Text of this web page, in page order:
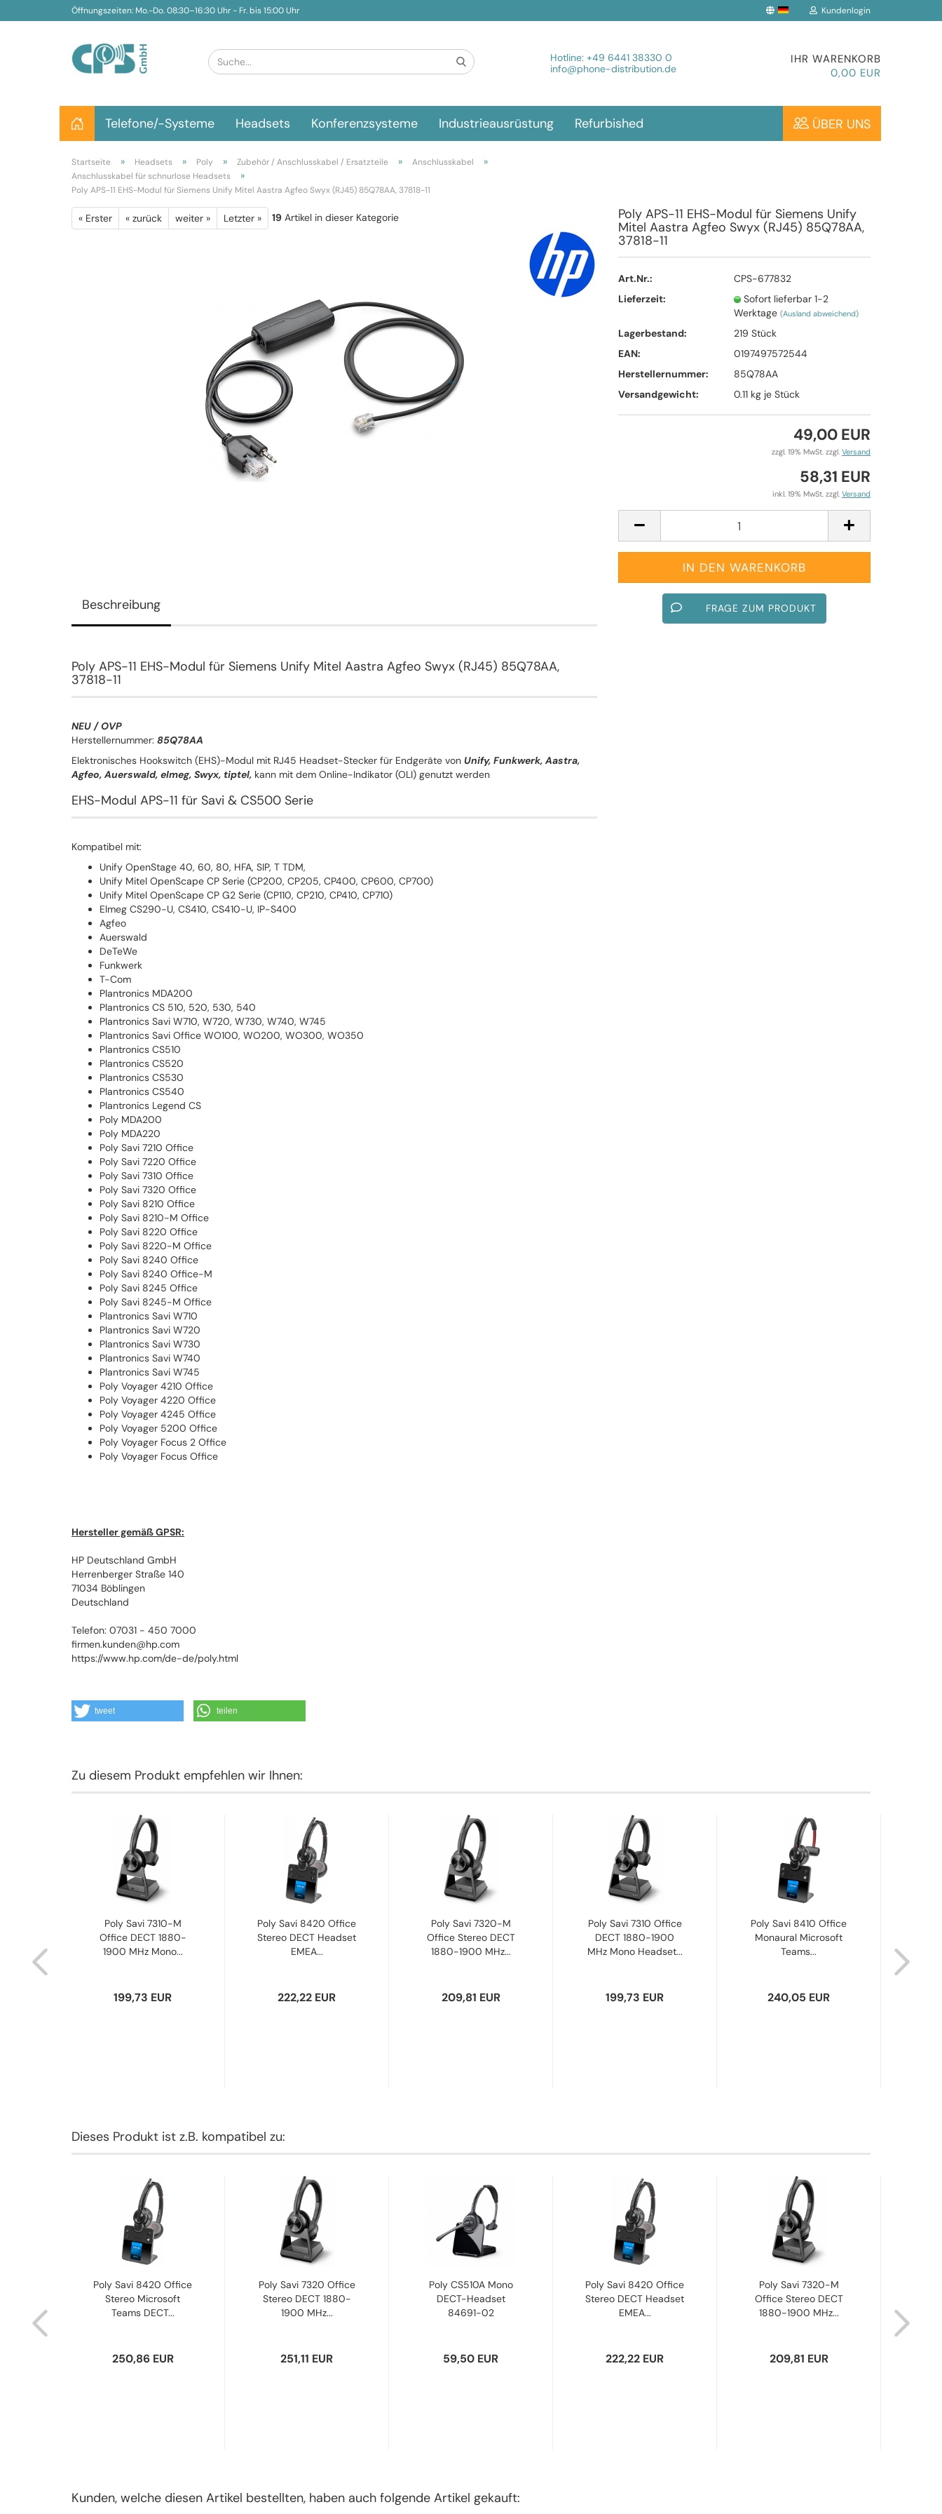
Öffnungszeiten: Mo.-Do. 08:30–16:30 Uhr - Fr. bis 15:00 Uhr Kundenlogin
Konto erstellen
Passwort vergessen?
Hotline: +49 6441 38330 0
info@phone-distribution.de
IHR WARENKORB
0,00 EUR
Telefone/-Systeme Headsets Konferenzsysteme Industrieausrüstung Refurbished ÜBER UNS
Startseite » Headsets » Poly » Zubehör / Anschlusskabel / Ersatzteile » Anschlusskabel »
Anschlusskabel für schnurlose Headsets »
Poly APS-11 EHS-Modul für Siemens Unify Mitel Aastra Agfeo Swyx (RJ45) 85Q78AA, 37818-11
« Erster « zurück weiter » Letzter » 19 Artikel in dieser Kategorie Poly APS-11 EHS-Modul für Siemens Unify
Mitel Aastra Agfeo Swyx (RJ45) 85Q78AA,
37818-11
Art.Nr.:
CPS-677832
Lieferzeit:
Sofort lieferbar 1-2
Werktage (Ausland abweichend)
Lagerbestand: 219 Stück
EAN:
0197497572544
Herstellernummer:
85Q78AA
Versandgewicht:
0.11 kg je Stück
49,00 EUR
zzgl. 19% MwSt. zzgl. Versand
58,31 EUR
inkl. 19% MwSt. zzgl. Versand
FRAGE ZUM PRODUKT
Beschreibung
Poly APS-11 EHS-Modul für Siemens Unify Mitel Aastra Agfeo Swyx (RJ45) 85Q78AA,
37818-11
NEU / OVP
Herstellernummer: 85Q78AA
Elektronisches Hookswitch (EHS)-Modul mit RJ45 Headset-Stecker für Endgeräte von Unify, Funkwerk, Aastra,
Agfeo, Auerswald, elmeg, Swyx, tiptel, kann mit dem Online-Indikator (OLI) genutzt werden
EHS-Modul APS-11 für Savi & CS500 Serie
Kompatibel mit:
Unify OpenStage 40, 60, 80, HFA, SIP, T TDM,
Unify Mitel OpenScape CP Serie (CP200, CP205, CP400, CP600, CP700)
Unify Mitel OpenScape CP G2 Serie (CP110, CP210, CP410, CP710)
Elmeg CS290-U, CS410, CS410-U, IP-S400
Agfeo
Auerswald
DeTeWe
Funkwerk
T-Com
Plantronics MDA200
Plantronics CS 510, 520, 530, 540
Plantronics Savi W710, W720, W730, W740, W745
Plantronics Savi Office WO100, WO200, WO300, WO350
Plantronics CS510
Plantronics CS520
Plantronics CS530
Plantronics CS540
Plantronics Legend CS
Poly MDA200
Poly MDA220
Poly Savi 7210 Office
Poly Savi 7220 Office
Poly Savi 7310 Office
Poly Savi 7320 Office
Poly Savi 8210 Office
Poly Savi 8210-M Office
Poly Savi 8220 Office
Poly Savi 8220-M Office
Poly Savi 8240 Office
Poly Savi 8240 Office-M
Poly Savi 8245 Office
Poly Savi 8245-M Office
Plantronics Savi W710
Plantronics Savi W720
Plantronics Savi W730
Plantronics Savi W740
Plantronics Savi W745
Poly Voyager 4210 Office
Poly Voyager 4220 Office
Poly Voyager 4245 Office
Poly Voyager 5200 Office
Poly Voyager Focus 2 Office
Poly Voyager Focus Office
Hersteller gemäß GPSR:
HP Deutschland GmbH
Herrenberger Straße 140
71034 Böblingen
Deutschland
Telefon: 07031 - 450 7000
firmen.kunden@hp.com
https://www.hp.com/de-de/poly.html
tweet teilen
Zu diesem Produkt empfehlen wir Ihnen:
Poly Savi 7310-M
Office DECT 1880-
1900 MHz Mono...
199,73 EUR
Poly Savi 8420 Office
Stereo DECT Headset
EMEA...
222,22 EUR
Poly Savi 7320-M
Office Stereo DECT
1880-1900 MHz...
209,81 EUR
Poly Savi 7310 Office
DECT 1880-1900
MHz Mono Headset...
199,73 EUR
Poly Savi 8410 Office
Monaural Microsoft
Teams...
240,05 EUR
Dieses Produkt ist z.B. kompatibel zu:
Poly Savi 8420 Office
Stereo Microsoft
Teams DECT...
250,86 EUR
Poly Savi 7320 Office
Stereo DECT 1880-
1900 MHz...
251,11 EUR
Poly CS510A Mono
DECT-Headset
84691-02
59,50 EUR
Poly Savi 8420 Office
Stereo DECT Headset
EMEA...
222,22 EUR
Poly Savi 7320-M
Office Stereo DECT
1880-1900 MHz...
209,81 EUR
Kunden, welche diesen Artikel bestellten, haben auch folgende Artikel gekauft: